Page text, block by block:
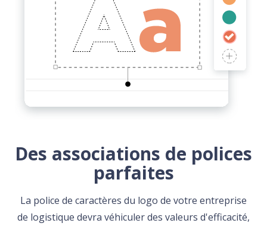
Des associations de polices
parfaites
La police de caractères du logo de votre entreprise
de logistique devra véhiculer des valeurs d'efficacité,